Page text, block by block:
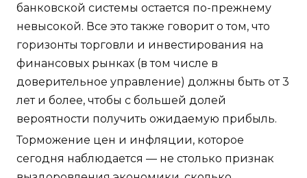
банковской системы остается по-прежнему
невысокой. Все это также говорит о том, что
горизонты торговли и инвестирования на
финансовых рынках (в том числе в
доверительное управление) должны быть от 3
лет и более, чтобы с большей долей
вероятности получить ожидаемую прибыль.
Торможение цен и инфляции, которое
сегодня наблюдается — не столько признак